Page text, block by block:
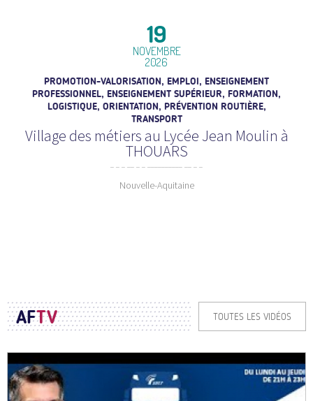
19
NOVEMBRE
2026
PROMOTION-VALORISATION, EMPLOI, ENSEIGNEMENT
PROFESSIONNEL, ENSEIGNEMENT SUPÉRIEUR, FORMATION,
LOGISTIQUE, ORIENTATION, PRÉVENTION ROUTIÈRE,
TRANSPORT
Village des métiers au Lycée Jean Moulin à
THOUARS
Nouvelle-Aquitaine
AFTV TOUTES LES VIDÉOS